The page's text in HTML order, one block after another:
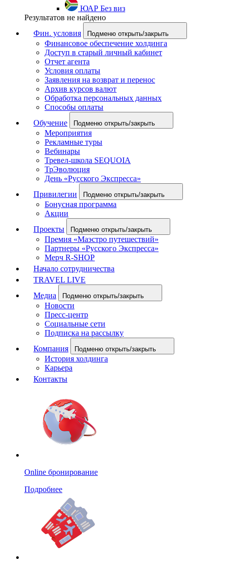
ЮАР Без виз
Результатов не найдено
Фин. условия
Подменю открыть/закрыть
Финансовое обеспечение холдинга
Доступ в старый личный кабинет
Отчет агента
Условия оплаты
Заявления на возврат и перенос
Архив курсов валют
Обработка персональных данных
Способы оплаты
Обучение
Подменю открыть/закрыть
Мероприятия
Рекламные туры
Вебинары
Тревел-школа SEQUOIA
ТрЭволюция
День «Русского Экспресса»
Привилегии
Подменю открыть/закрыть
Бонусная программа
Акции
Проекты
Подменю открыть/закрыть
Премия «Маэстро путешествий»
Партнеры «Русского Экспресса»
Мерч R-SHOP
Начало сотрудничества
TRAVEL LIVE
Медиа
Подменю открыть/закрыть
Новости
Пресс-центр
Социальные сети
Подписка на рассылку
Компания
Подменю открыть/закрыть
История холдинга
Карьера
Контакты
Online бронирование
Подробнее